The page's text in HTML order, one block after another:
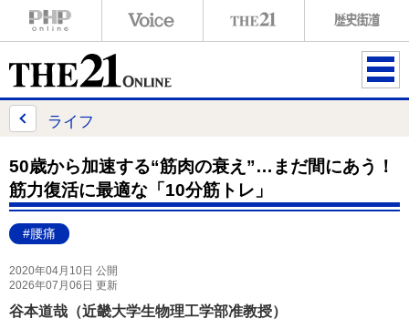
ME
ライフ
50歳から加速する“筋肉の衰え”…まだ間にあう！
筋力復活に最適な「10分筋トレ」
#腰痛
2020年04月10日 公開
2026年07月06日 更新
谷本道哉（近畿大学生物理工学部准教授）